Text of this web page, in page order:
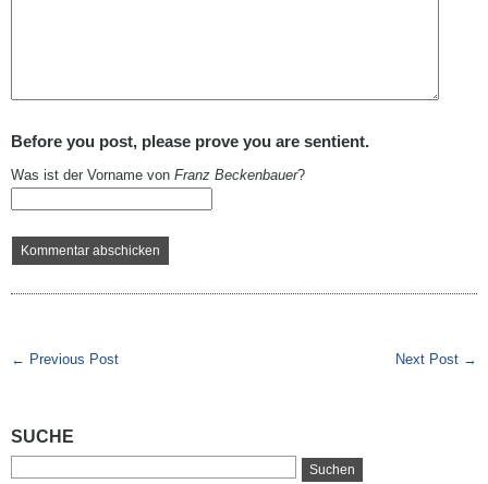
Before you post, please prove you are sentient.
Was ist der Vorname von Franz Beckenbauer?
← Previous Post Next Post →
SUCHE